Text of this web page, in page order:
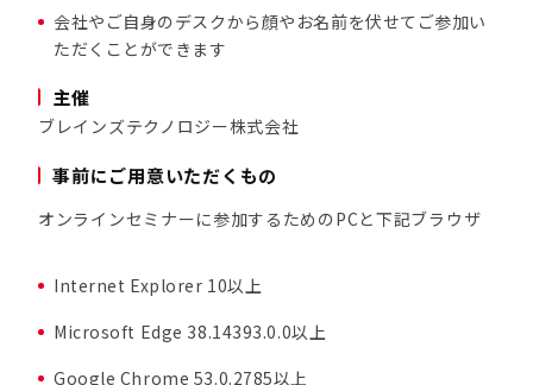
会社やご自身のデスクから顔やお名前を伏せてご参加い
ただくことができます
主催
ブレインズテクノロジー株式会社
事前にご用意いただくもの
オンラインセミナーに参加するためのPCと下記ブラウザ
Internet Explorer 10以上
Microsoft Edge 38.14393.0.0以上
Google Chrome 53.0.2785以上